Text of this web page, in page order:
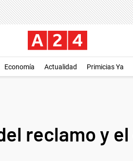
Economía Actualidad Primicias Ya
reclamo y